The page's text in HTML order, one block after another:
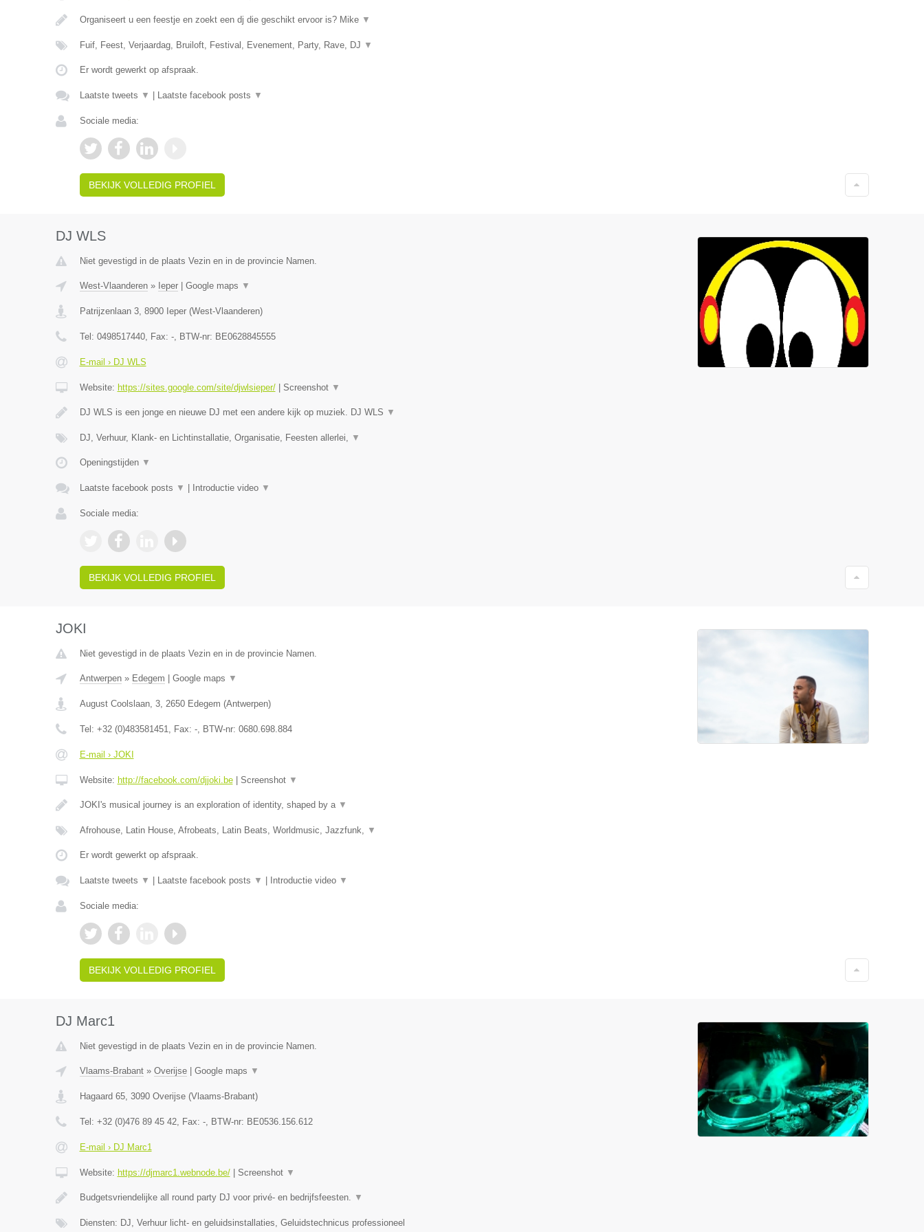
Organiseert u een feestje en zoekt een dj die geschikt ervoor is? Mike ▼
Fuif, Feest, Verjaardag, Bruiloft, Festival, Evenement, Party, Rave, DJ ▼
Er wordt gewerkt op afspraak.
Laatste tweets ▼ Laatste facebook posts ▼
Sociale media:
BEKIJK VOLLEDIG PROFIEL
DJ WLS
Niet gevestigd in de plaats Vezin en in de provincie Namen.
West-Vlaanderen» Ieper| Google maps ▼
Patrijzenlaan 3, 8900 Ieper(West-Vlaanderen)
Tel: 0498517440, Fax: -, BTW-nr: BE0628845555
E-mail › DJ WLS
Website: https://sites.google.com/site/djwlsieper/| Screenshot ▼
DJ WLS is een jonge en nieuwe DJ met een andere kijk op muziek. DJ WLS ▼
DJ, Verhuur, Klank- en Lichtinstallatie, Organisatie, Feesten allerlei, ▼
Openingstijden ▼
Laatste facebook posts ▼ Introductie video ▼
Sociale media:
BEKIJK VOLLEDIG PROFIEL
JOKI
Niet gevestigd in de plaats Vezin en in de provincie Namen.
Antwerpen» Edegem Google maps ▼
August Coolslaan, 3, 2650 Edegem (Antwerpen)
Tel: +32 (0)483581451, Fax: -, BTW-nr: 0680.698.884
E-mail › JOKI
Website: http://facebook.com/djjoki.be| Screenshot ▼
JOKI's musical journey is an exploration of identity, shaped by a ▼
Afrohouse, Latin House, Afrobeats, Latin Beats, Worldmusic, Jazzfunk, ▼
Er wordt gewerkt op afspraak.
Laatste tweets ▼ Laatste facebook posts ▼ Introductie video ▼
Sociale media:
BEKIJK VOLLEDIG PROFIEL
DJ Marc1
Niet gevestigd in de plaats Vezin en in de provincie Namen.
Vlaams-Brabant» Overijse| Google maps ▼
Hagaard 65, 3090 Overijse(Vlaams-Brabant)
Tel: +32 (0)476 89 45 42, Fax: -, BTW-nr: BE0536.156.612
E-mail › DJ Marc1
Website: https://djmarc1.webnode.be/| Screenshot ▼
Budgetsvriendelijke all round party DJ voor privé- en bedrijfsfeesten. ▼
Diensten: DJ, Verhuur licht- en geluidsinstallaties, Geluidstechnicus professioneel